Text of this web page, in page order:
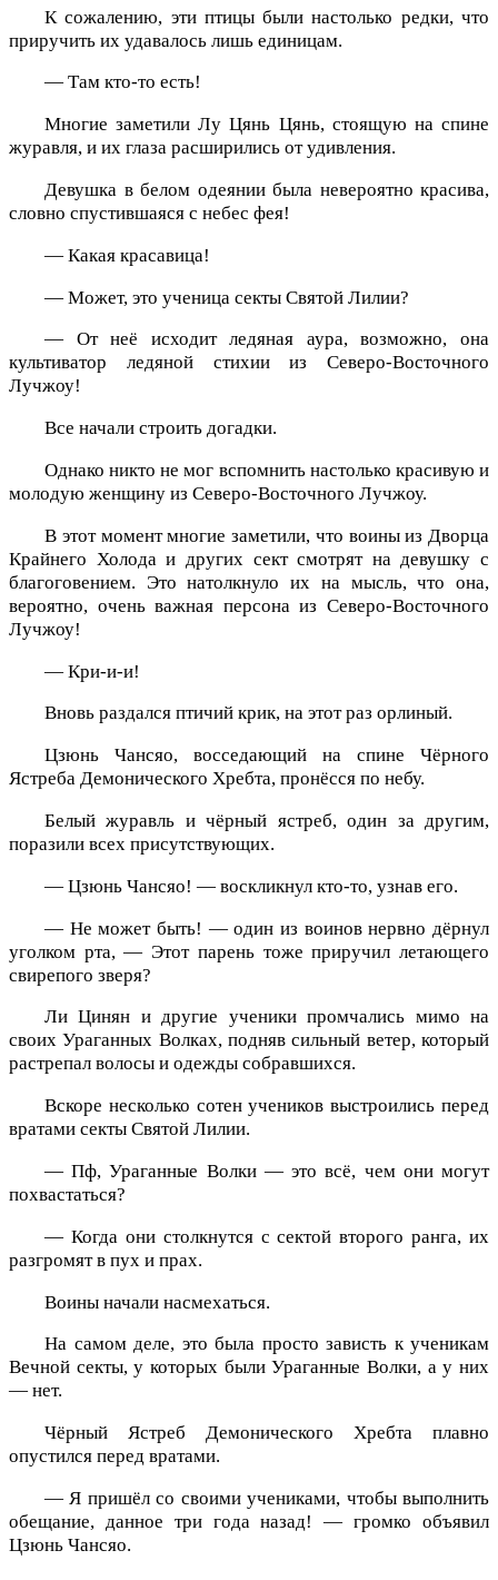
К сожалению, эти птицы были настолько редки, что
приручить их удавалось лишь единицам.
— Там кто-то есть!
Многие заметили Лу Цянь Цянь, стоящую на спине
журавля, и их глаза расширились от удивления.
Девушка в белом одеянии была невероятно красива,
словно спустившаяся с небес фея!
— Какая красавица!
— Может, это ученица секты Святой Лилии?
— От неё исходит ледяная аура, возможно, она
культиватор ледяной стихии из Северо-Восточного
Лучжоу!
Все начали строить догадки.
Однако никто не мог вспомнить настолько красивую и
молодую женщину из Северо-Восточного Лучжоу.
В этот момент многие заметили, что воины из Дворца
Крайнего Холода и других сект смотрят на девушку с
благоговением. Это натолкнуло их на мысль, что она,
вероятно, очень важная персона из Северо-Восточного
Лучжоу!
— Кри-и-и!
Вновь раздался птичий крик, на этот раз орлиный.
Цзюнь Чансяо, восседающий на спине Чёрного
Ястреба Демонического Хребта, пронёсся по небу.
Белый журавль и чёрный ястреб, один за другим,
поразили всех присутствующих.
— Цзюнь Чансяо! — воскликнул кто-то, узнав его.
— Не может быть! — один из воинов нервно дёрнул
уголком рта, — Этот парень тоже приручил летающего
свирепого зверя?
Ли Цинян и другие ученики промчались мимо на
своих Ураганных Волках, подняв сильный ветер, который
растрепал волосы и одежды собравшихся.
Вскоре несколько сотен учеников выстроились перед
вратами секты Святой Лилии.
— Пф, Ураганные Волки — это всё, чем они могут
похвастаться?
— Когда они столкнутся с сектой второго ранга, их
разгромят в пух и прах.
Воины начали насмехаться.
На самом деле, это была просто зависть к ученикам
Вечной секты, у которых были Ураганные Волки, а у них
— нет.
Чёрный Ястреб Демонического Хребта плавно
опустился перед вратами.
— Я пришёл со своими учениками, чтобы выполнить
обещание, данное три года назад! — громко объявил
Цзюнь Чансяо.